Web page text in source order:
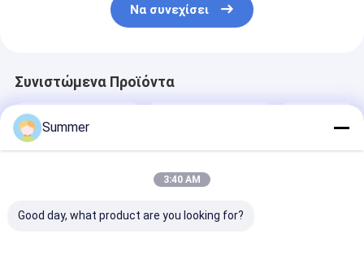
Να συνεχίσει
Συνιστώμενα Προϊόντα
Summer
3:40 AM
Good day, what product are you looking for?